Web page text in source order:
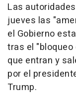
Las
jueves las
el Gobierno
tras el
que entran y
por el
Trump.